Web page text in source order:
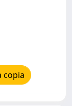
copia